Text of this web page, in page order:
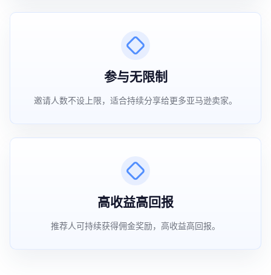
参与无限制
邀请人数不设上限，适合持续分享给更多亚马逊卖家。
高收益高回报
推荐人可持续获得佣金奖励，高收益高回报。